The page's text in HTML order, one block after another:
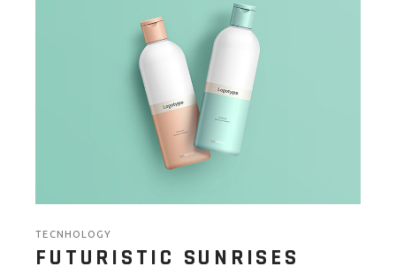
TECNHOLOGY
FUTURISTIC SUNRISES